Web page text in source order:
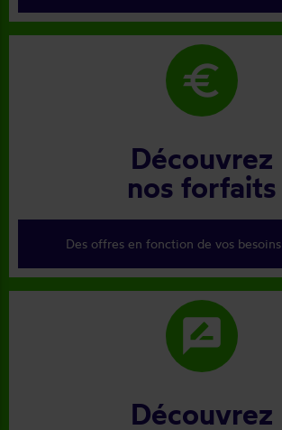
euro
Découvrez
nos forfaits
Des offres en fonction de vos besoins
rate_review
Découvrez